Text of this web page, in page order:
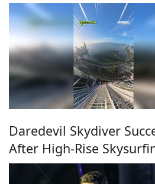
Daredevil Skydiver
After High-Rise